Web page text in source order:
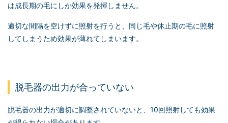
は成長期の毛にしか効果を発揮しません。
適切な間隔を空けずに照射を行うと、同じ毛や休止期の毛に照射
してしまうため効果が薄れてしまいます。
脱毛器の出力が合っていない
脱毛器の出力が適切に調整されていないと、10回照射しても効果